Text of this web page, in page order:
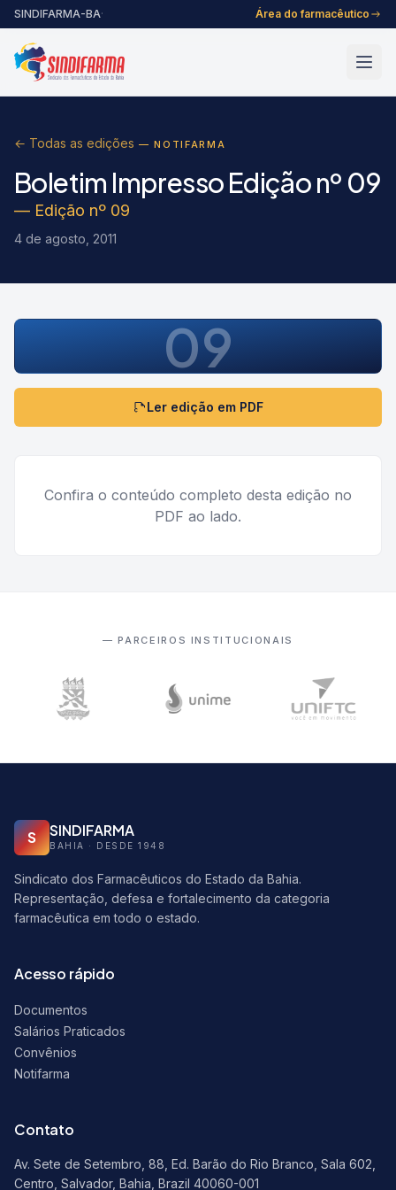
Pular para o conteúdo
SINDIFARMA-BA· Área do farmacêutico
← Todas as edições — NOTIFARMA
Boletim Impresso Edição nº 09
— Edição nº 09
4 de agosto, 2011
09
Ler edição em PDF
Confira o conteúdo completo desta edição no
PDF ao lado.
— PARCEIROS INSTITUCIONAIS
S SINDIFARMA
BAHIA · DESDE 1948
Sindicato dos Farmacêuticos do Estado da Bahia.
Representação, defesa e fortalecimento da categoria
farmacêutica em todo o estado.
Acesso rápido
Documentos
Salários Praticados
Convênios
Notifarma
Contato
Av. Sete de Setembro, 88, Ed. Barão do Rio Branco, Sala 602,
Centro, Salvador, Bahia, Brazil 40060-001